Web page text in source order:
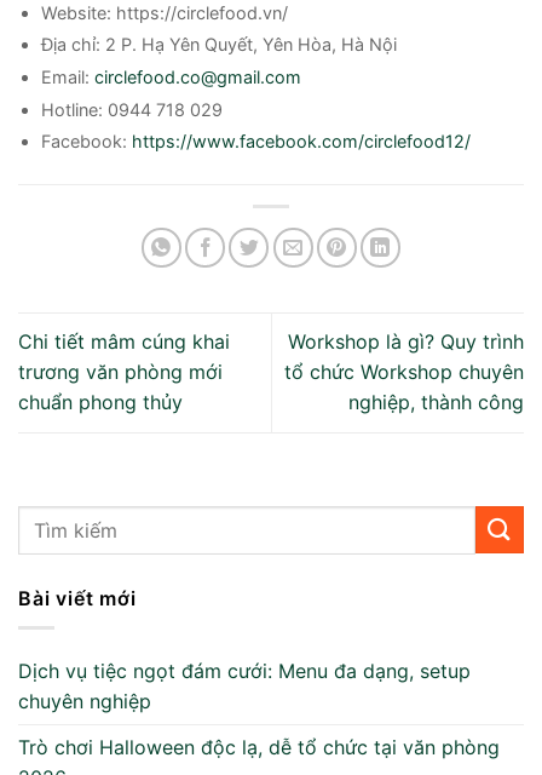
Website: https://circlefood.vn/
Địa chỉ: 2 P. Hạ Yên Quyết, Yên Hòa, Hà Nội
Email: circlefood.co@gmail.com
Hotline: 0944 718 029
Facebook: https://www.facebook.com/circlefood12/
Chi tiết mâm cúng khai
trương văn phòng mới
chuẩn phong thủy
Workshop là gì? Quy trình
tổ chức Workshop chuyên
nghiệp, thành công
Bài viết mới
Dịch vụ tiệc ngọt đám cưới: Menu đa dạng, setup
chuyên nghiệp
Trò chơi Halloween độc lạ, dễ tổ chức tại văn phòng